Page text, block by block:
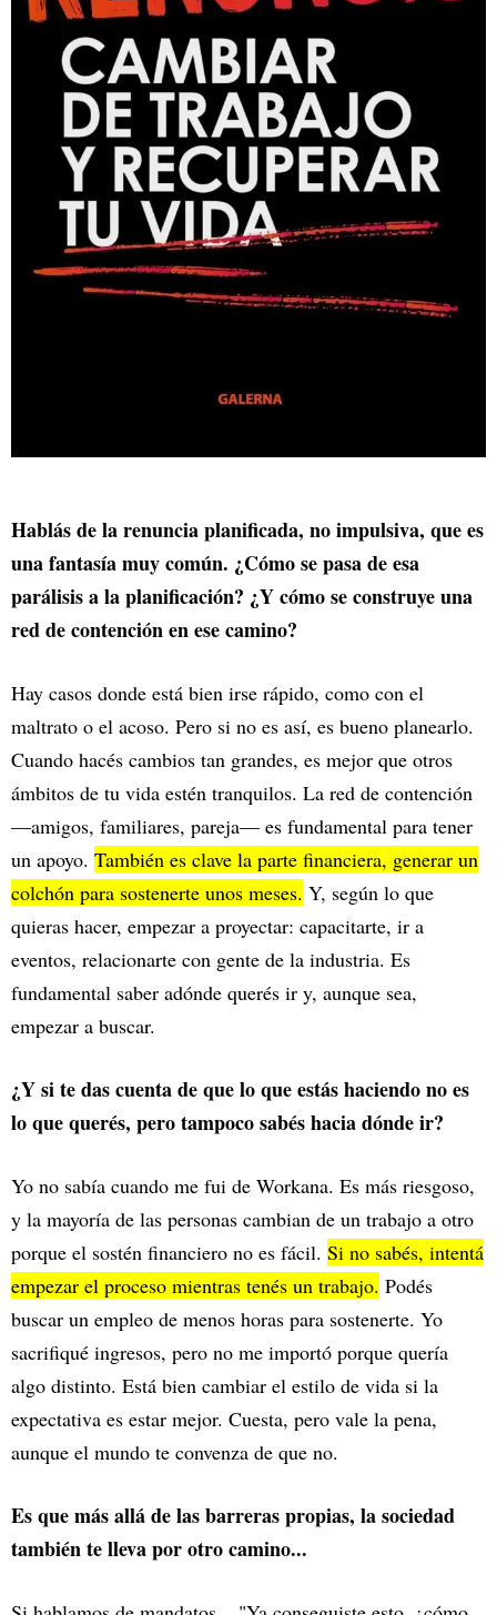
Hablás de la renuncia planificada, no impulsiva, que es
una fantasía muy común. ¿Cómo se pasa de esa
parálisis a la planificación? ¿Y cómo se construye una
red de contención en ese camino?
Hay casos donde está bien irse rápido, como con el
maltrato o el acoso. Pero si no es así, es bueno planearlo.
Cuando hacés cambios tan grandes, es mejor que otros
ámbitos de tu vida estén tranquilos. La red de contención
—amigos, familiares, pareja— es fundamental para tener
un apoyo. También es clave la parte financiera, generar un
colchón para sostenerte unos meses. Y, según lo que
quieras hacer, empezar a proyectar: capacitarte, ir a
eventos, relacionarte con gente de la industria. Es
fundamental saber adónde querés ir y, aunque sea,
empezar a buscar.
¿Y si te das cuenta de que lo que estás haciendo no es
lo que querés, pero tampoco sabés hacia dónde ir?
Yo no sabía cuando me fui de Workana. Es más riesgoso,
y la mayoría de las personas cambian de un trabajo a otro
porque el sostén financiero no es fácil. Si no sabés, intentá
empezar el proceso mientras tenés un trabajo. Podés
buscar un empleo de menos horas para sostenerte. Yo
sacrifiqué ingresos, pero no me importó porque quería
algo distinto. Está bien cambiar el estilo de vida si la
expectativa es estar mejor. Cuesta, pero vale la pena,
aunque el mundo te convenza de que no.
Es que más allá de las barreras propias, la sociedad
también te lleva por otro camino...